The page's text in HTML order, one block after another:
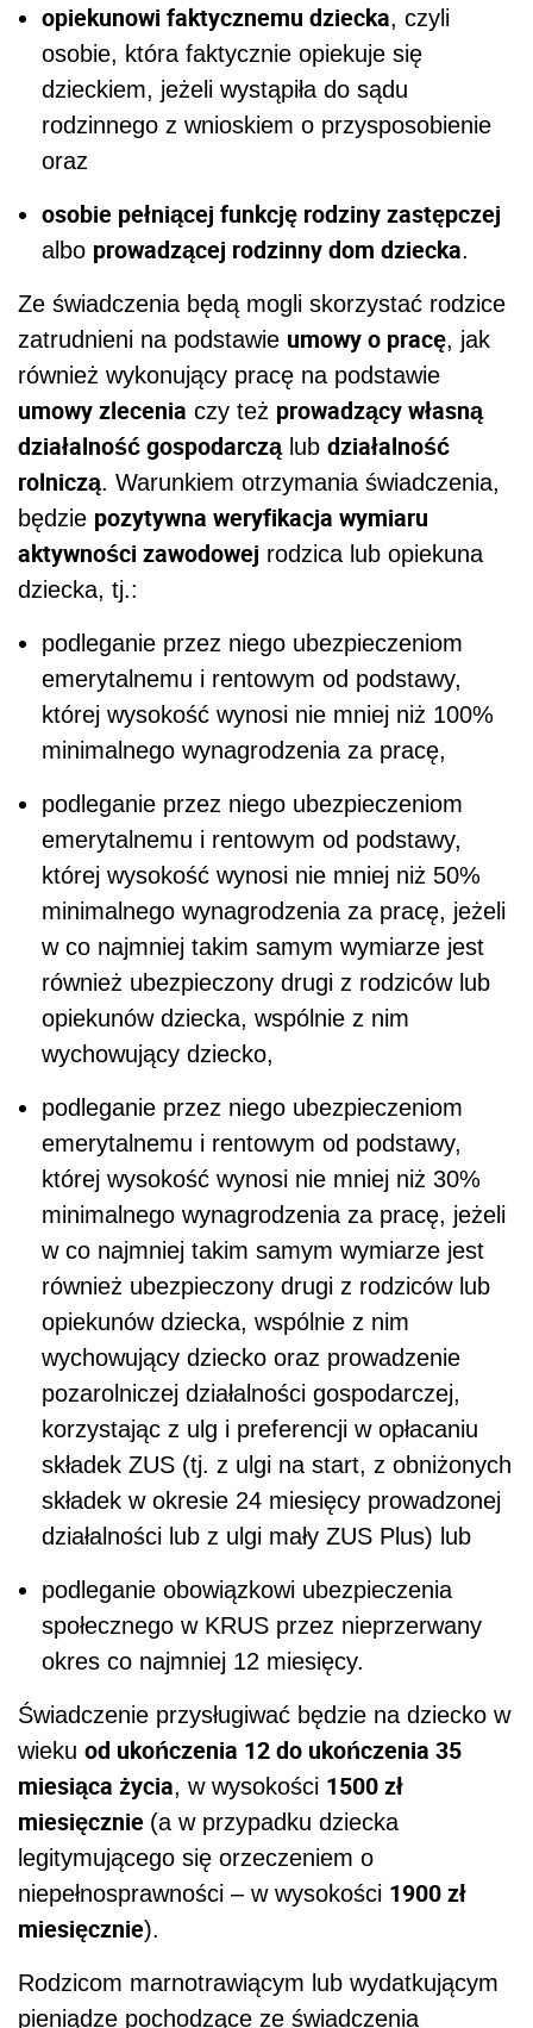
opiekunowi faktycznemu dziecka, czyli
osobie, która faktycznie opiekuje się
dzieckiem, jeżeli wystąpiła do sądu
rodzinnego z wnioskiem o przysposobienie
oraz
osobie pełniącej funkcję rodziny zastępczej
albo prowadzącej rodzinny dom dziecka.
Ze świadczenia będą mogli skorzystać rodzice
zatrudnieni na podstawie umowy o pracę, jak
również wykonujący pracę na podstawie
umowy zlecenia czy też prowadzący własną
działalność gospodarcząlub działalność
rolniczą. Warunkiem otrzymania świadczenia,
będzie pozytywna weryfikacja wymiaru
aktywności zawodowej rodzica lub opiekuna
dziecka, tj.:
podleganie przez niego ubezpieczeniom
emerytalnemu i rentowym od podstawy,
której wysokość wynosi nie mniej niż 100%
minimalnego wynagrodzenia za pracę,
podleganie przez niego ubezpieczeniom
emerytalnemu i rentowym od podstawy,
której wysokość wynosi nie mniej niż 50%
minimalnego wynagrodzenia za pracę, jeżeli
w co najmniej takim samym wymiarze jest
również ubezpieczony drugi z rodziców lub
opiekunów dziecka, wspólnie z nim
wychowujący dziecko,
podleganie przez niego ubezpieczeniom
emerytalnemu i rentowym od podstawy,
której wysokość wynosi nie mniej niż 30%
minimalnego wynagrodzenia za pracę, jeżeli
w co najmniej takim samym wymiarze jest
również ubezpieczony drugi z rodziców lub
opiekunów dziecka, wspólnie z nim
wychowujący dziecko oraz prowadzenie
pozarolniczej działalności gospodarczej,
korzystając z ulg i preferencji w opłacaniu
składek ZUS (tj. z ulgi na start, z obniżonych
składek w okresie 24 miesięcy prowadzonej
działalności lub z ulgi mały ZUS Plus) lub
podleganie obowiązkowi ubezpieczenia
społecznego w KRUS przez nieprzerwany
okres co najmniej 12 miesięcy.
Świadczenie przysługiwać będzie na dziecko w
wieku od ukończenia 12 do ukończenia 35
miesiąca życia, w wysokości 1500 zł
miesięcznie (a w przypadku dziecka
legitymującego się orzeczeniem o
niepełnosprawności – w wysokości 1900 zł
miesięcznie).
Rodzicom marnotrawiącym lub wydatkującym
pieniądze pochodzące ze świadczenia